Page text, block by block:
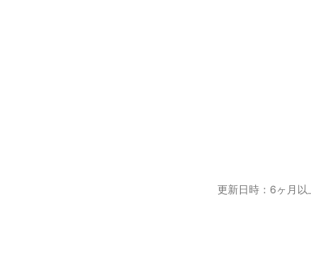
更新日時：6ヶ月以